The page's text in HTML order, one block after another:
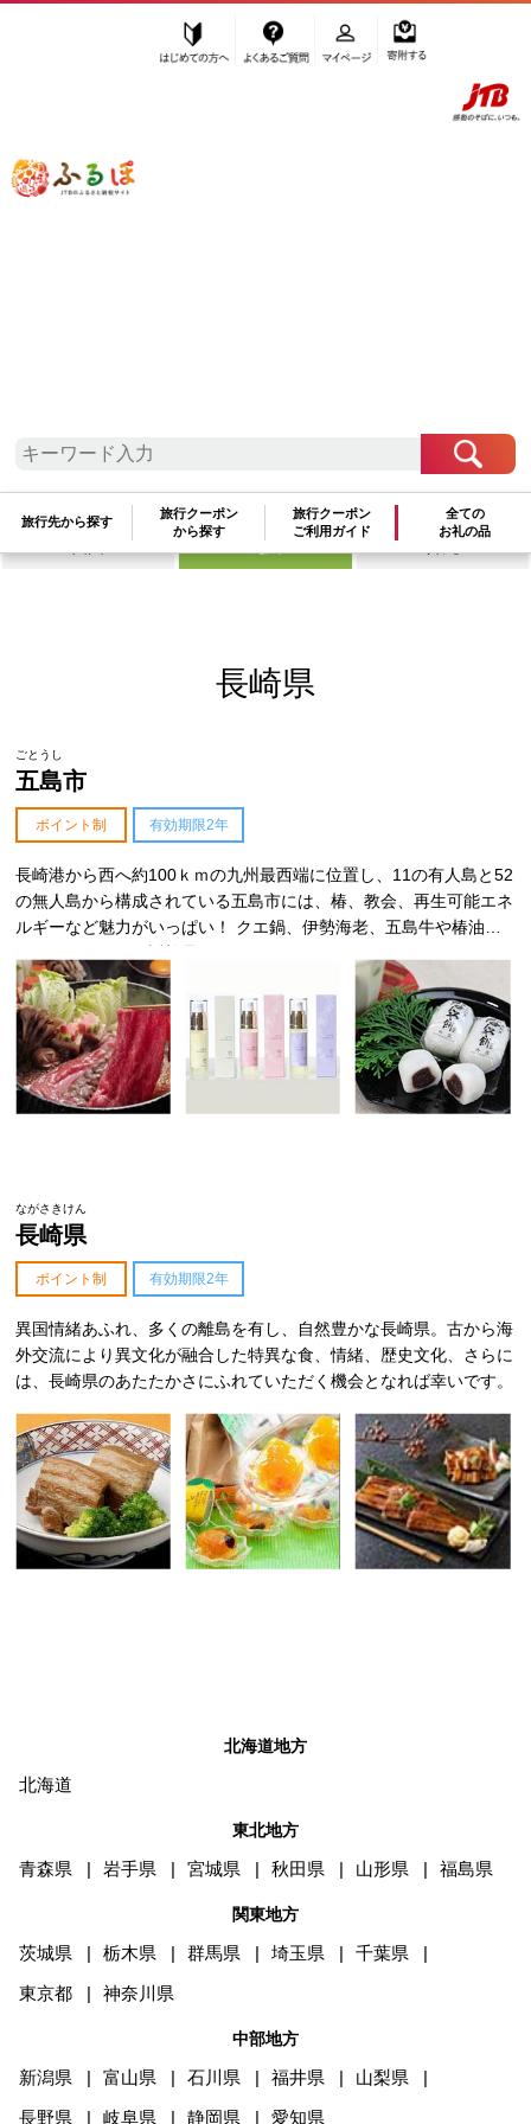
ふるぽ JTBのふるさと納税サイト
旅行先から探す
旅行クーポン
から探す
旅行クーポン
ご利用ガイド
全ての
お礼の品
北海道 関東
中部 近畿 中国
九州
長崎県
ごとうし
五島市
ポイント制 有効期限2年
長崎港から西へ約100ｋｍの九州最西端に位置し、11の有人島と52
の無人島から構成されている五島市には、椿、教会、再生可能エネ
ルギーなど魅力がいっぱい！ クエ鍋、伊勢海老、五島牛や椿油な
ど、フレッシュな返礼品をお届けします。
ながさきけん
長崎県
ポイント制 有効期限2年
異国情緒あふれ、多くの離島を有し、自然豊かな長崎県。古から海
外交流により異文化が融合した特異な食、情緒、歴史文化、さらに
は、長崎県のあたたかさにふれていただく機会となれば幸いです。
北海道地方
北海道
東北地方
青森県 岩手県 宮城県 秋田県 山形県 福島県
関東地方
茨城県 栃木県 群馬県 埼玉県
千葉県
東京都
神奈川県
中部地方
新潟県 富山県 石川県 福井県
山梨県
長野県
岐阜県 静岡県 愛知県